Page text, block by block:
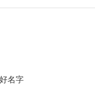
名字